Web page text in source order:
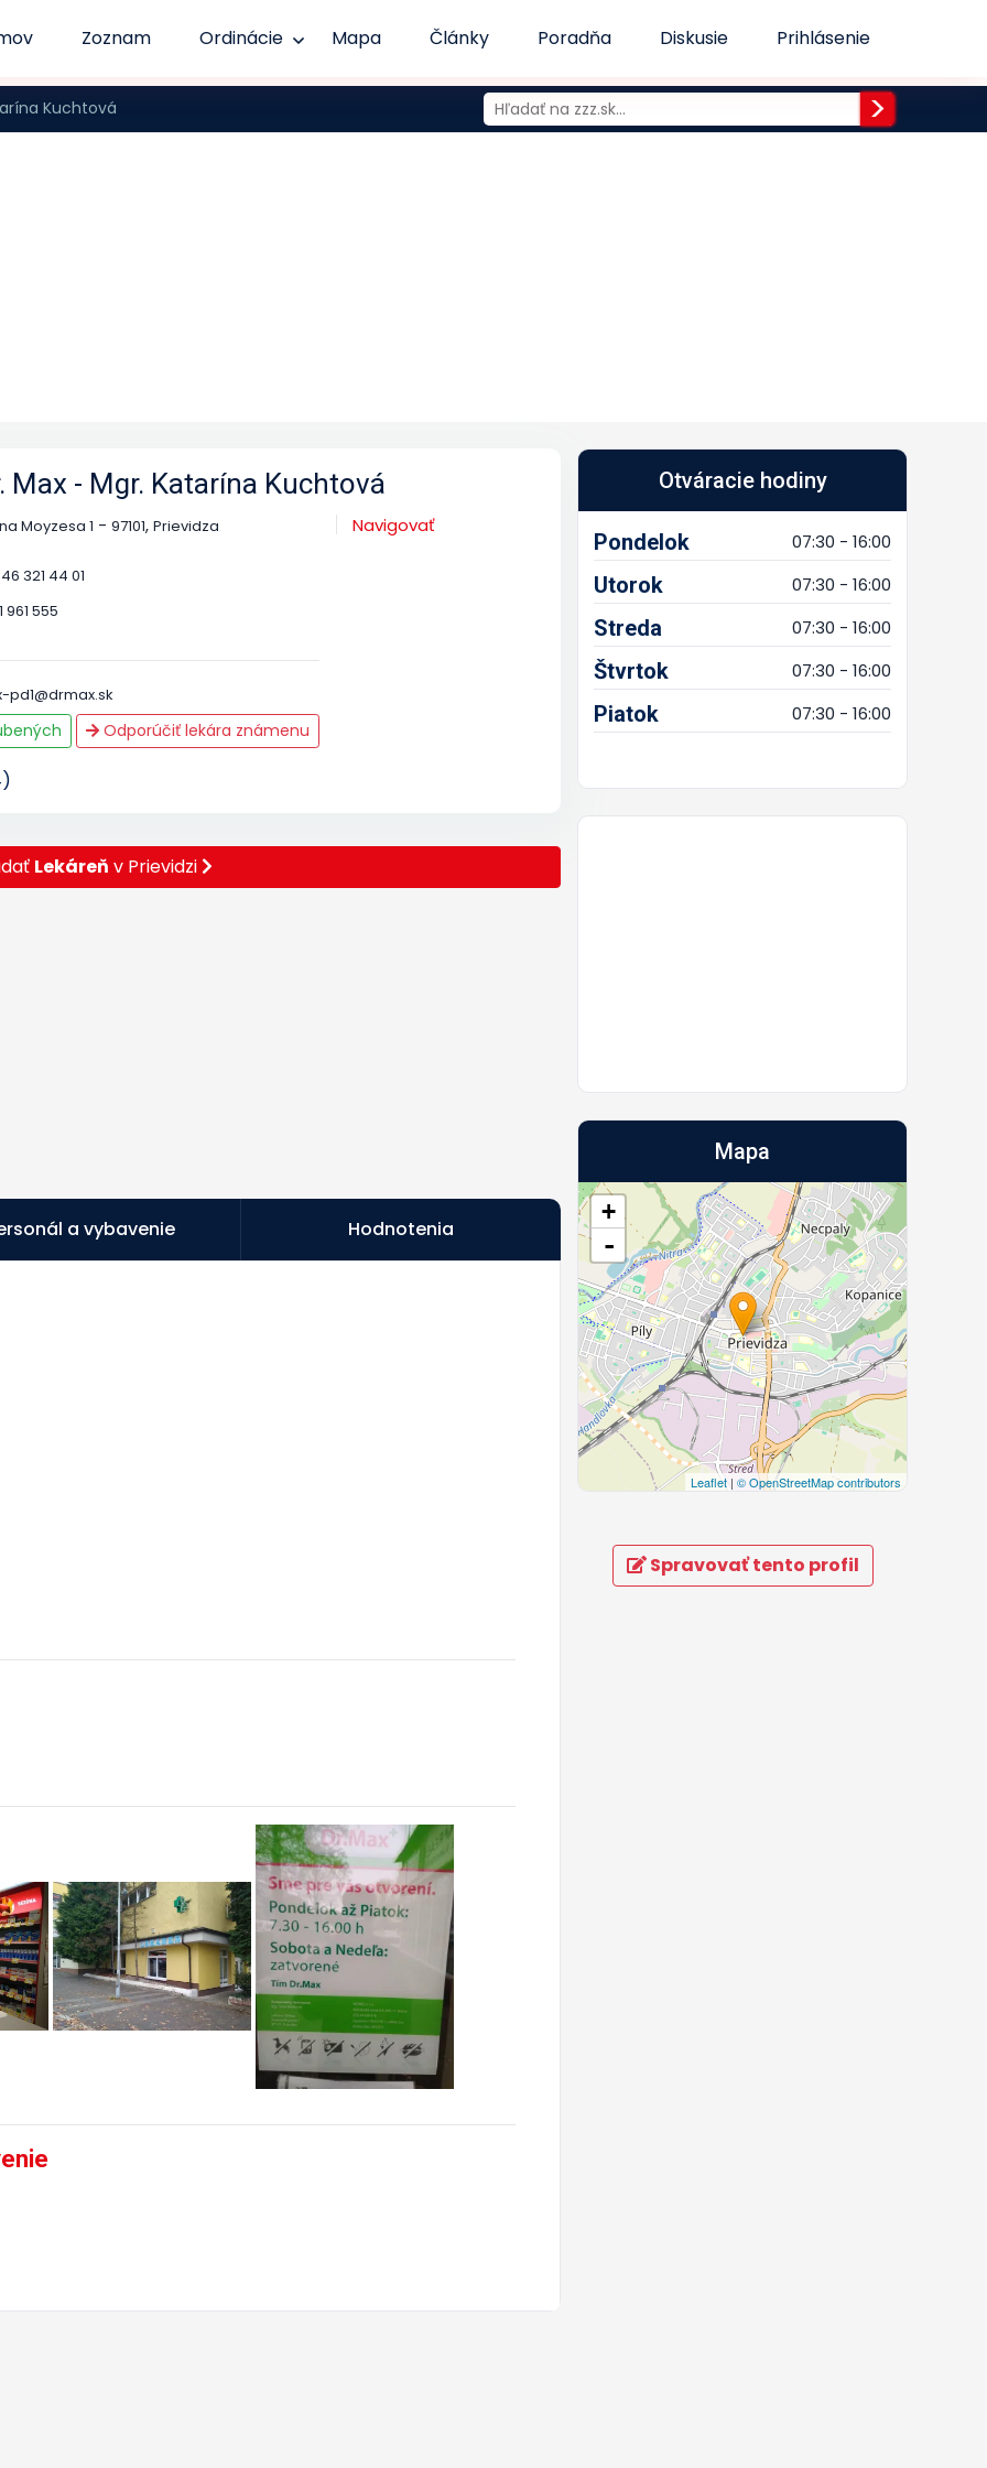
Zoznam Ordinácie Mapa Články Poradňa Diskusie Prihlásenie
Kuchtová
Max - Mgr. Katarína Kuchtová
Moyzesa 1 - 97101, Prievidza
321 44 01
961 555
pd1@drmax.sk
Odporúčiť lekára známenu
Navigovať
Lekáreň v Prievidzi
a vybavenie Hodnotenia
Otváracie hodiny
Pondelok 07:30 - 16:00
Utorok 07:30 - 16:00
Streda 07:30 - 16:00
Štvrtok 07:30 - 16:00
Piatok 07:30 - 16:00
Mapa
+
-
Leaflet | © OpenStreetMap contributors
Spravovať tento profil